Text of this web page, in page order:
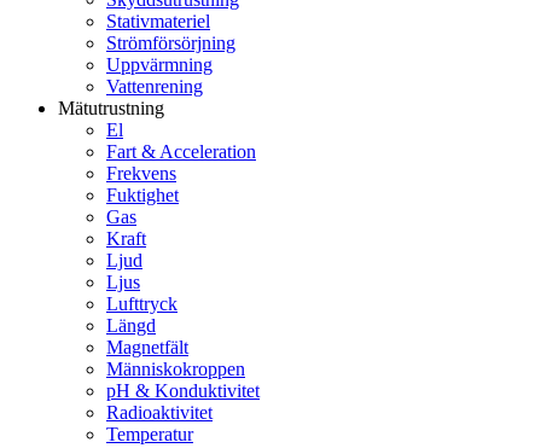
Stativmateriel
Strömförsörjning
Uppvärmning
Vattenrening
Mätutrustning
El
Fart & Acceleration
Frekvens
Fuktighet
Gas
Kraft
Ljud
Ljus
Lufttryck
Längd
Magnetfält
Människokroppen
pH & Konduktivitet
Radioaktivitet
Temperatur